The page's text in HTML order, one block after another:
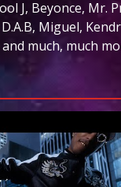
J, Beyonce, Mr.
Miguel,
much, much